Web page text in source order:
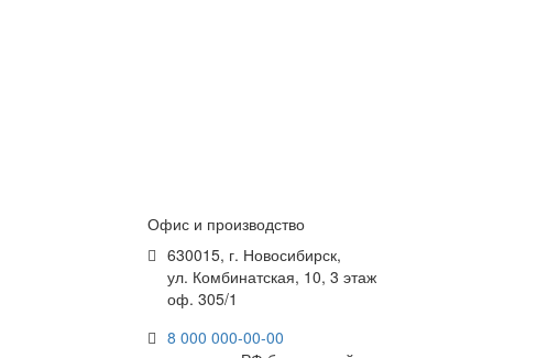
Офис и производство
630015, г. Новосибирск,
ул. Комбинатская, 10, 3 этаж
оф. 305/1
8 000 000-00-00